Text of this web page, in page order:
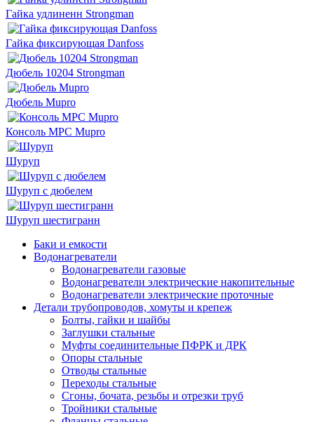
Гайка удлиненн Strongman
Гайка фиксирующая Danfoss
Дюбель 10204 Strongman
Дюбель Mupro
Консоль MPC Mupro
Шуруп
Шуруп с дюбелем
Шуруп шестигранн
Баки и емкости
Водонагреватели
Водонагреватели газовые
Водонагреватели электрические накопительные
Водонагреватели электрические проточные
Детали трубопроводов, хомуты и крепеж
Болты, гайки и шайбы
Заглушки стальные
Муфты соединительные ПФРК и ДРК
Опоры стальные
Отводы стальные
Переходы стальные
Сгоны, бочата, резьбы и отрезки труб
Тройники стальные